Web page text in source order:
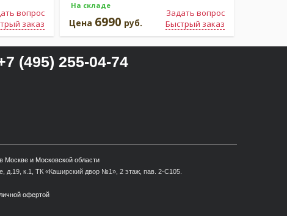
вопрос
заказ
На складе
Задать вопрос
Быстрый заказ
Цена 6990 руб.
(495) 255-04-74
Москве и Московской области
д.19, к.1, ТК «Каширский двор №1», 2 этаж, пав. 2-С105.
офертой